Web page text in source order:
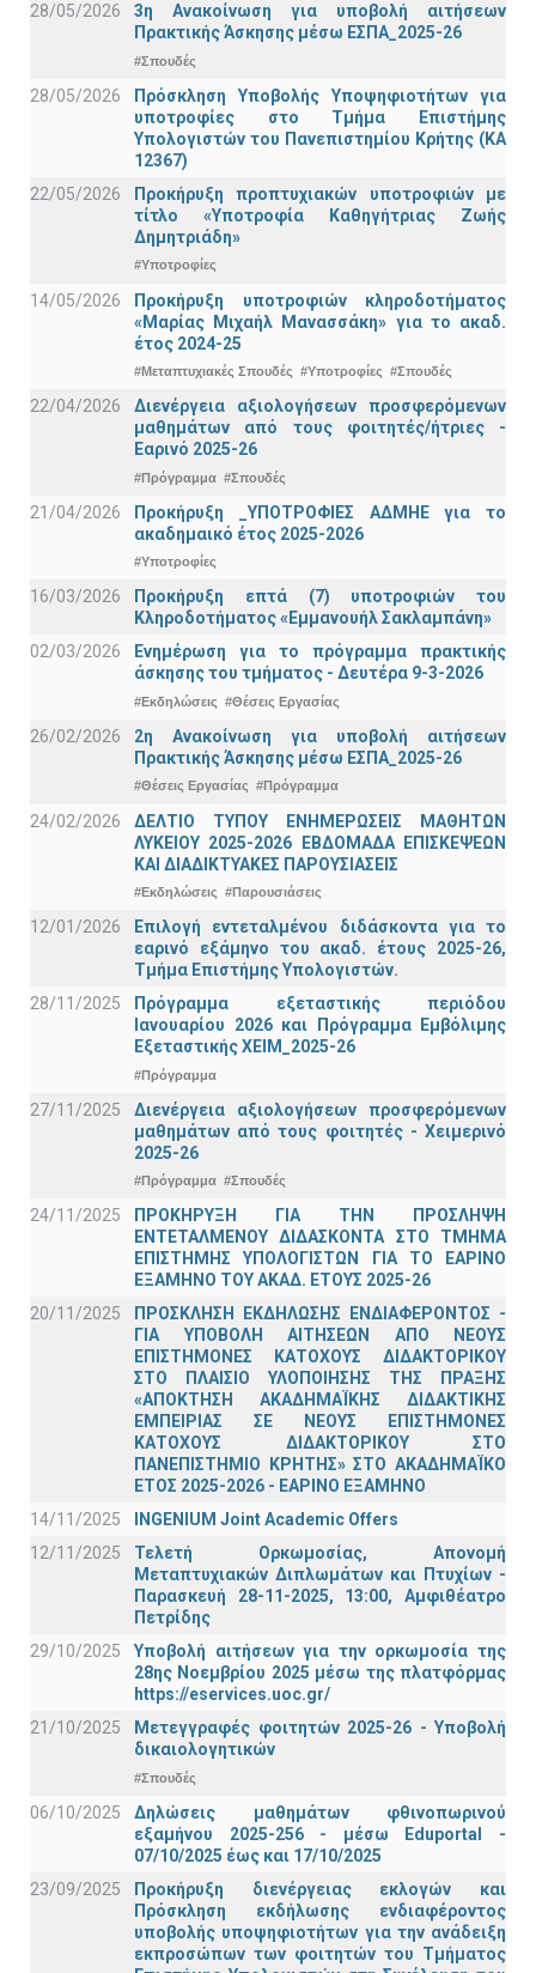
28/05/2026
3η Ανακοίνωση για υποβολή αιτήσεων
Πρακτικής Άσκησης μέσω ΕΣΠΑ_2025-26
#Σπουδές
28/05/2026
Πρόσκληση Υποβολής Υποψηφιοτήτων για
υποτροφίες στο Τμήμα Επιστήμης
Υπολογιστών του Πανεπιστημίου Κρήτης (ΚΑ
12367)
22/05/2026
Προκήρυξη προπτυχιακών υποτροφιών με
τίτλο «Υποτροφία Καθηγήτριας Ζωής
Δημητριάδη»
#Υποτροφίες
14/05/2026
Προκήρυξη υποτροφιών κληροδοτήματος
«Μαρίας Μιχαήλ Μανασσάκη» για το ακαδ.
έτος 2024-25
#Μεταπτυχιακές Σπουδές #Υποτροφίες #Σπουδές
22/04/2026
Διενέργεια αξιολογήσεων προσφερόμενων
μαθημάτων από τους φοιτητές/ήτριες -
Εαρινό 2025-26
#Πρόγραμμα #Σπουδές
21/04/2026
Προκήρυξη _ΥΠΟΤΡΟΦΙΕΣ ΑΔΜΗΕ για το
ακαδημαικό έτος 2025-2026
#Υποτροφίες
16/03/2026
Προκήρυξη επτά (7) υποτροφιών του
Κληροδοτήματος «Εμμανουήλ Σακλαμπάνη»
02/03/2026
Ενημέρωση για το πρόγραμμα πρακτικής
άσκησης του τμήματος - Δευτέρα 9-3-2026
#Εκδηλώσεις #Θέσεις Εργασίας
26/02/2026
2η Ανακοίνωση για υποβολή αιτήσεων
Πρακτικής Άσκησης μέσω ΕΣΠΑ_2025-26
#Θέσεις Εργασίας #Πρόγραμμα
24/02/2026
ΔΕΛΤΙΟ ΤΥΠΟΥ ΕΝΗΜΕΡΩΣΕΙΣ ΜΑΘΗΤΩΝ
ΛΥΚΕΙΟΥ 2025-2026 ΕΒΔΟΜΑΔΑ ΕΠΙΣΚΕΨΕΩΝ
ΚΑΙ ΔΙΑΔΙΚΤΥΑΚΕΣ ΠΑΡΟΥΣΙΑΣΕΙΣ
#Εκδηλώσεις #Παρουσιάσεις
12/01/2026
Επιλογή εντεταλμένου διδάσκοντα για το
εαρινό εξάμηνο του ακαδ. έτους 2025-26,
Τμήμα Επιστήμης Υπολογιστών.
28/11/2025
Πρόγραμμα εξεταστικής περιόδου
Ιανουαρίου 2026 και Πρόγραμμα Εμβόλιμης
Εξεταστικής ΧΕΙΜ_2025-26
#Πρόγραμμα
27/11/2025
Διενέργεια αξιολογήσεων προσφερόμενων
μαθημάτων από τους φοιτητές - Χειμερινό
2025-26
#Πρόγραμμα #Σπουδές
24/11/2025
ΠΡΟΚΗΡΥΞΗ ΓΙΑ ΤΗΝ ΠΡΟΣΛΗΨΗ
ΕΝΤΕΤΑΛΜΕΝΟΥ ΔΙΔΑΣΚΟΝΤΑ ΣΤΟ ΤΜΗΜΑ
ΕΠΙΣΤΗΜΗΣ ΥΠΟΛΟΓΙΣΤΩΝ ΓΙΑ ΤΟ ΕΑΡΙΝΟ
ΕΞΑΜΗΝΟ ΤΟΥ ΑΚΑΔ. ΕΤΟΥΣ 2025-26
20/11/2025
ΠΡΟΣΚΛΗΣΗ ΕΚΔΗΛΩΣΗΣ ΕΝΔΙΑΦΕΡΟΝΤΟΣ -
ΓΙΑ ΥΠΟΒΟΛΗ ΑΙΤΗΣΕΩΝ ΑΠΟ ΝΕΟΥΣ
ΕΠΙΣΤΗΜΟΝΕΣ ΚΑΤΟΧΟΥΣ ΔΙΔΑΚΤΟΡΙΚΟΥ
ΣΤΟ ΠΛΑΙΣΙΟ ΥΛΟΠΟΙΗΣΗΣ ΤΗΣ ΠΡΑΞΗΣ
«ΑΠΟΚΤΗΣΗ ΑΚΑΔΗΜΑΪΚΗΣ ΔΙΔΑΚΤΙΚΗΣ
ΕΜΠΕΙΡΙΑΣ ΣΕ ΝΕΟΥΣ ΕΠΙΣΤΗΜΟΝΕΣ
ΚΑΤΟΧΟΥΣ ΔΙΔΑΚΤΟΡΙΚΟΥ ΣΤΟ
ΠΑΝΕΠΙΣΤΗΜΙΟ ΚΡΗΤΗΣ» ΣΤΟ ΑΚΑΔΗΜΑΪΚΟ
ΕΤΟΣ 2025-2026 - ΕΑΡΙΝΟ ΕΞΑΜΗΝΟ
14/11/2025
INGENIUM Joint Academic Offers
12/11/2025
Τελετή Ορκωμοσίας, Απονομή
Μεταπτυχιακών Διπλωμάτων και Πτυχίων -
Παρασκευή 28-11-2025, 13:00, Αμφιθέατρο
Πετρίδης
29/10/2025
Υποβολή αιτήσεων για την ορκωμοσία της
28ης Νοεμβρίου 2025 μέσω της πλατφόρμας
https://eservices.uoc.gr/
21/10/2025
Μετεγγραφές φοιτητών 2025-26 - Υποβολή
δικαιολογητικών
#Σπουδές
06/10/2025
Δηλώσεις μαθημάτων φθινοπωρινού
εξαμήνου 2025-256 - μέσω Εduportal -
07/10/2025 έως και 17/10/2025
23/09/2025
Προκήρυξη διενέργειας εκλογών και
Πρόσκληση εκδήλωσης ενδιαφέροντος
υποβολής υποψηφιοτήτων για την ανάδειξη
εκπροσώπων των φοιτητών του Τμήματος